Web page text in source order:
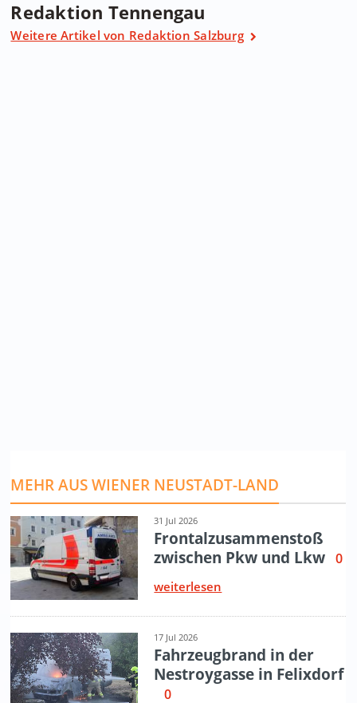
Redaktion Tennengau
Weitere Artikel von Redaktion Salzburg